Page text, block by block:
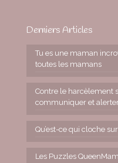
Derniers Articles
Tu es une maman
toutes les mamans
Contre le harcèlement
communiquer et
Qu’est-ce qui cloche
Les Puzzles